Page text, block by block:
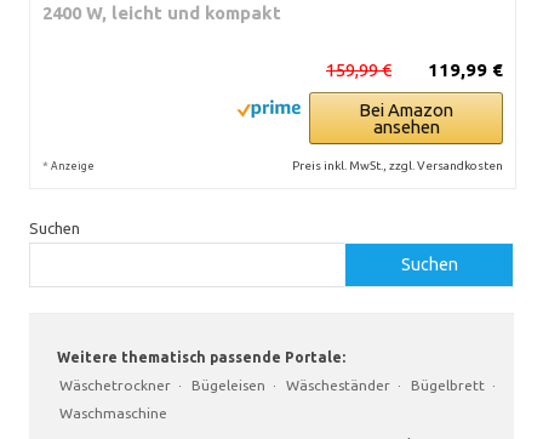
2400 W, leicht und kompakt
119,99 €
159,99 €
Bei Amazon
ansehen
* Anzeige Preis inkl. MwSt., zzgl. Versandkosten
Suchen
Suchen
Weitere thematisch passende Portale:
Wäschetrockner · Bügeleisen · Wäscheständer · Bügelbrett ·
Waschmaschine